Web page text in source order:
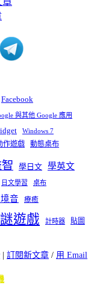
Facebook
與其他 Google 應用
Windows 7
作遊戲 動態桌布
學日文 學英文
日文學習 桌布
音 療癒
遊戲 計時器
貼圖
| 訂閱新文章 / 用 Email